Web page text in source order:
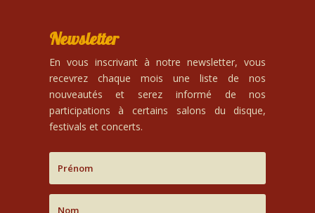
Newsletter
En vous inscrivant à notre newsletter, vous
recevrez chaque mois une liste de nos
nouveautés et serez informé de nos
participations à certains salons du disque,
festivals et concerts.